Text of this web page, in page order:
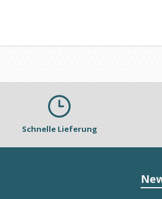
Schnelle Lieferung